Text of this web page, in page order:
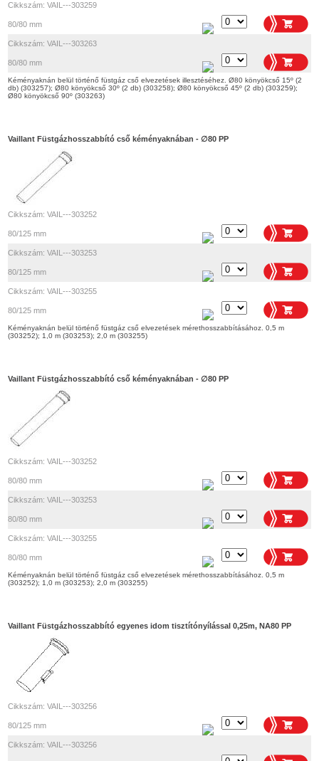
Cikkszám: VAIL---303259
80/80 mm
Cikkszám: VAIL---303263
80/80 mm
Kéményaknán belül történő füstgáz cső elvezetések illesztéséhez. Ø80 könyökcső 15º (2
db) (303257); Ø80 könyökcső 30º (2 db) (303258); Ø80 könyökcső 45º (2 db) (303259);
Ø80 könyökcső 90º (303263)
Vaillant Füstgázhosszabbító cső kéményaknában - ∅80 PP
Cikkszám: VAIL---303252
80/125 mm
Cikkszám: VAIL---303253
80/125 mm
Cikkszám: VAIL---303255
80/125 mm
Kéményaknán belül történő füstgáz cső elvezetések mérethosszabbításához. 0,5 m
(303252); 1,0 m (303253); 2,0 m (303255)
Vaillant Füstgázhosszabbító cső kéményaknában - ∅80 PP
Cikkszám: VAIL---303252
80/80 mm
Cikkszám: VAIL---303253
80/80 mm
Cikkszám: VAIL---303255
80/80 mm
Kéményaknán belül történő füstgáz cső elvezetések mérethosszabbításához. 0,5 m
(303252); 1,0 m (303253); 2,0 m (303255)
Vaillant Füstgázhosszabbító egyenes idom tisztítónyílással 0,25m, NA80 PP
Cikkszám: VAIL---303256
80/125 mm
Cikkszám: VAIL---303256